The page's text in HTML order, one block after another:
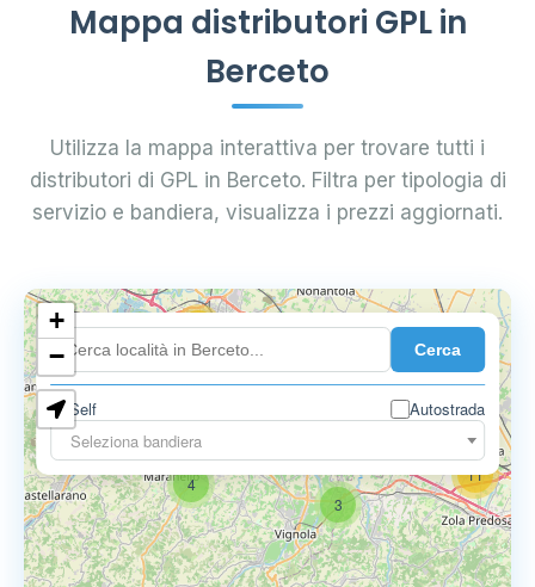
Mappa distributori GPL in
Berceto
Utilizza la mappa interattiva per trovare tutti i
distributori di GPL in Berceto. Filtra per tipologia di
servizio e bandiera, visualizza i prezzi aggiornati.
Cerca
Self
Autostrada
Seleziona bandiera
4
11
18
9
3
11
+
−